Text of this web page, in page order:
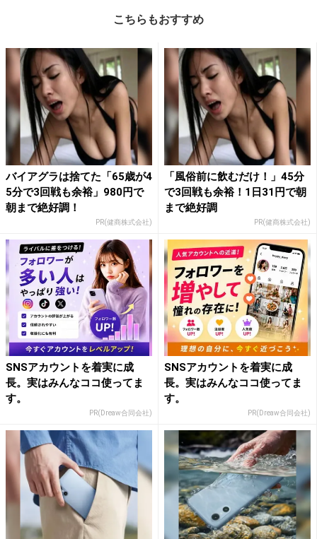
こちらもおすすめ
バイアグラは捨てた「65歳が4
5分で3回戦も余裕」980円で
朝まで絶好調！
PR(健商株式会社)
「風俗前に飲むだけ！」45分
で3回戦も余裕！1日31円で朝
まで絶好調
PR(健商株式会社)
SNSアカウントを着実に成
長。実はみんなココ使ってま
す。
PR(Dreaw合同会社)
SNSアカウントを着実に成
長。実はみんなココ使ってま
す。
PR(Dreaw合同会社)